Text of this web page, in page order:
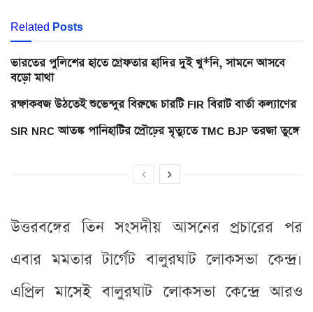
Related Posts
ভারতের পুলিশের হাতে গ্রেফতার হাদির দুই খু*নি, সামনে আসবে
বড়ো মাথা
রক্ষাকবজ উঠতেই শুভেন্দুর বিরুদ্ধে চারটি FIR বিরাট বার্তা কল্যাণের
SIR NRC আতঙ্ক পানিহাটির প্রৌঢ়ের মৃত্যুতে TMC BJP তরজা তুঙ্গে
উত্তরবঙ্গের তিন সংসদীয় আসনের প্রচারের পর
এবার মমতার টার্গেট বালুরঘাট লোকসভা কেন্দ্র।
এপ্রিল মাসেই বালুরঘাট লোকসভা কেন্দ্রে আরও